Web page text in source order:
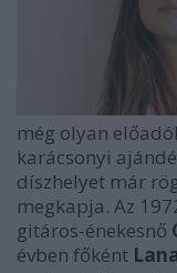
még olyan
karácsonyi
díszhelyet már
megkapja. Az
gitáros-énekesnő
évben főként